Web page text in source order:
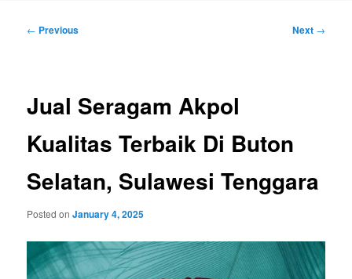
Post
← Previous Next →
Jual Seragam Akpol
Kualitas Terbaik Di Buton
Selatan, Sulawesi Tenggara
Posted onJanuary 4, 2025